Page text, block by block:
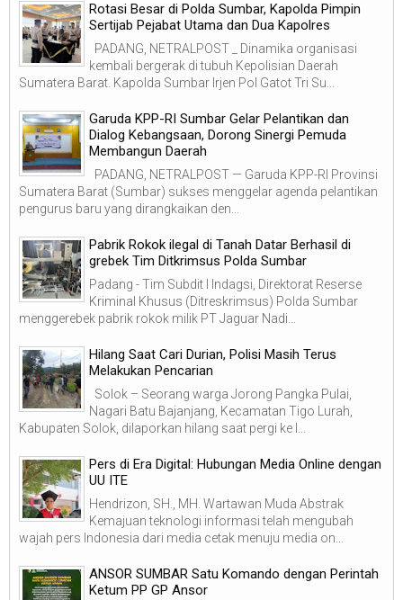
Rotasi Besar di Polda Sumbar, Kapolda Pimpin
Sertijab Pejabat Utama dan Dua Kapolres
PADANG, NETRALPOST _ Dinamika organisasi
kembali bergerak di tubuh Kepolisian Daerah
Sumatera Barat. Kapolda Sumbar Irjen Pol Gatot Tri Su...
Garuda KPP-RI Sumbar Gelar Pelantikan dan
Dialog Kebangsaan, Dorong Sinergi Pemuda
Membangun Daerah
PADANG, NETRALPOST — Garuda KPP-RI Provinsi
Sumatera Barat (Sumbar) sukses menggelar agenda pelantikan
pengurus baru yang dirangkaikan den...
Pabrik Rokok ilegal di Tanah Datar Berhasil di
grebek Tim Ditkrimsus Polda Sumbar
Padang - Tim Subdit I Indagsi, Direktorat Reserse
Kriminal Khusus (Ditreskrimsus) Polda Sumbar
menggerebek pabrik rokok milik PT Jaguar Nadi...
Hilang Saat Cari Durian, Polisi Masih Terus
Melakukan Pencarian
Solok – Seorang warga Jorong Pangka Pulai,
Nagari Batu Bajanjang, Kecamatan Tigo Lurah,
Kabupaten Solok, dilaporkan hilang saat pergi ke l...
Pers di Era Digital: Hubungan Media Online dengan
UU ITE
Hendrizon, SH., MH. Wartawan Muda Abstrak
Kemajuan teknologi informasi telah mengubah
wajah pers Indonesia dari media cetak menuju media on...
ANSOR SUMBAR Satu Komando dengan Perintah
Ketum PP GP Ansor